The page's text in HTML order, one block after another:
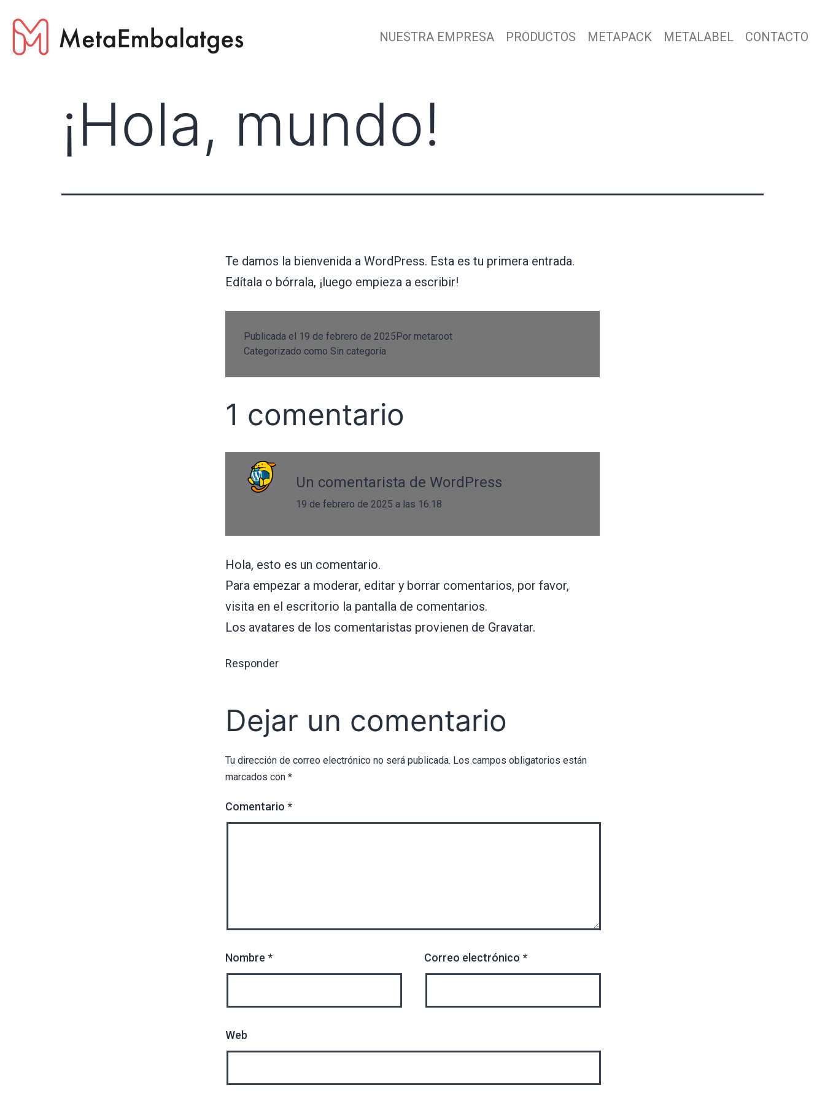
NUESTRA EMPRESA PRODUCTOS METAPACK METALABEL CONTACTO
¡Hola, mundo!
Te damos la bienvenida a WordPress. Esta es tu primera entrada.
Edítala o bórrala, ¡luego empieza a escribir!
Publicada el 19 de febrero de 2025Por metaroot
Categorizado como Sin categoría
1 comentario
Un comentarista de WordPress
19 de febrero de 2025 a las 16:18
Hola, esto es un comentario.
Para empezar a moderar, editar y borrar comentarios, por favor,
visita en el escritorio la pantalla de comentarios.
Los avatares de los comentaristas provienen de Gravatar.
Responder
Dejar un comentario
Tu dirección de correo electrónico no será publicada. Los campos obligatorios están
marcados con *
Comentario *
Nombre * Correo electrónico *
Web